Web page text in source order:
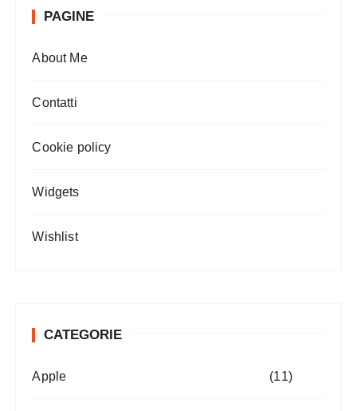
PAGINE
About Me
Contatti
Cookie policy
Widgets
Wishlist
CATEGORIE
Apple (11)